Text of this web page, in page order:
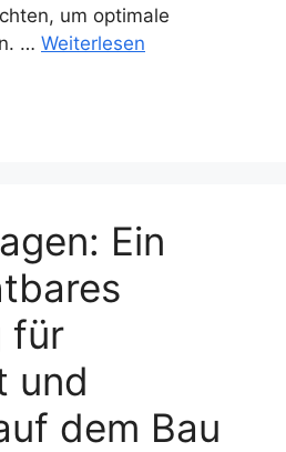
um optimale
… Weiterlesen
Ein
für
und
dem Bau